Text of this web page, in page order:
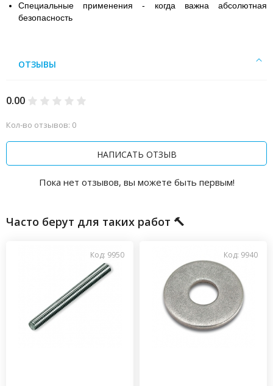
Специальные применения - когда важна абсолютная
безопасность
ОТЗЫВЫ
0.00
Кол-во отзывов: 0
НАПИСАТЬ ОТЗЫВ
Пока нет отзывов, вы можете быть первым!
Часто берут для таких работ 🔨
Код: 9950 Код: 9940